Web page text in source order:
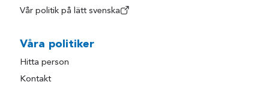
Vår politik på lätt svenska
Våra politiker
Hitta person
Kontakt